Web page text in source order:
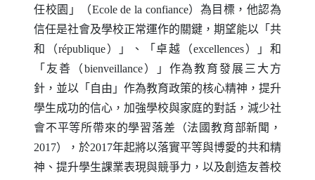
任校園」（Ecole de la confiance）為目標，他認為
信任是社會及學校正常運作的關鍵，期望能以「共
和（république）」、「卓越（excellences）」和
「友善（bienveillance）」作為教育發展三大方
針，並以「自由」作為教育政策的核心精神，提升
學生成功的信心，加強學校與家庭的對話，減少社
會不平等所帶來的學習落差（法國教育部新聞，
2017），於2017年起將以落實平等與博愛的共和精
神、提升學生課業表現與競爭力，以及創造友善校